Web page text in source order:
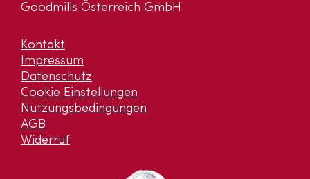
Goodmills Österreich GmbH
Kontakt
Impressum
Datenschutz
Cookie Einstellungen
Nutzungsbedingungen
AGB
Widerruf